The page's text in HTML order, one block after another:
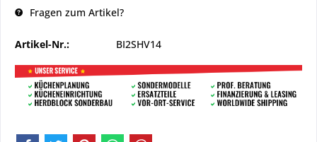
Fragen zum Artikel?
Artikel-Nr.: BI2SHV14